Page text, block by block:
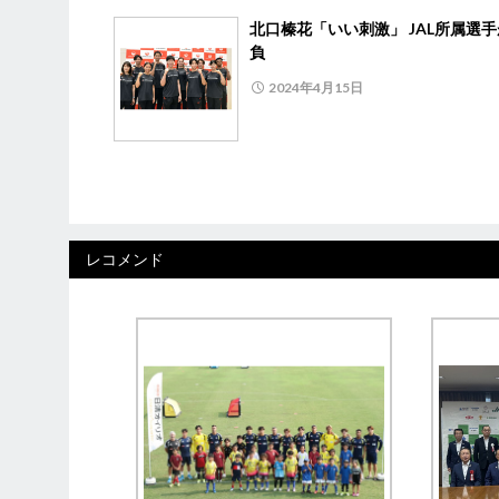
北口榛花「いい刺激」 JAL所属選
負
2024年4月15日
レコメンド